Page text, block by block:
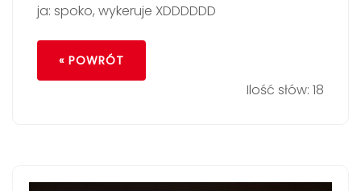
ja: spoko, wykeruje XDDDDDD
« POWRÓT
Ilość słów: 18